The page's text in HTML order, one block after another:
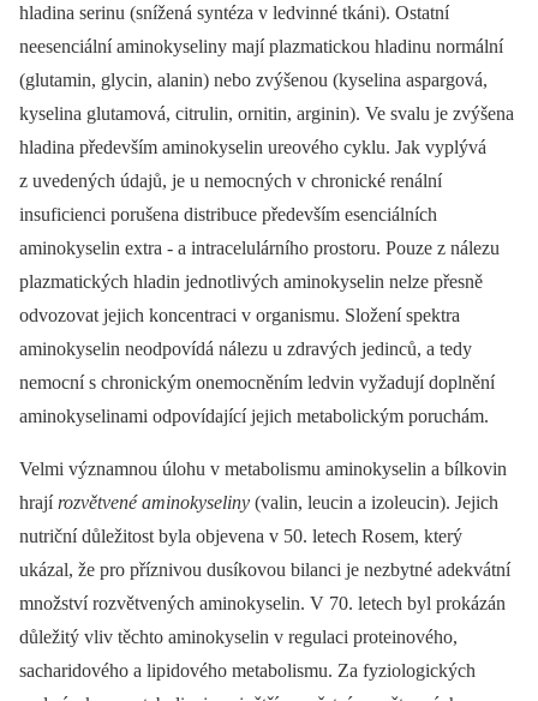
hladina serinu (snížená syntéza v ledvinné tkáni). Ostatní
neesenciální aminokyseliny mají plazmatickou hladinu normální
(glutamin, glycin, alanin) nebo zvýšenou (kyselina aspargová,
kyselina glutamová, citrulin, ornitin, arginin). Ve svalu je zvýšena
hladina především aminokyselin ureového cyklu. Jak vyplývá
z uvedených údajů, je u nemocných v chronické renální
insuficienci porušena distribuce především esenciálních
aminokyselin extra -⁠ a intracelulárního prostoru. Pouze z nálezu
plazmatických hladin jednotlivých aminokyselin nelze přesně
odvozovat jejich koncentraci v organismu. Složení spektra
aminokyselin neodpovídá nálezu u zdravých jedinců, a tedy
nemocní s chronickým onemocněním ledvin vyžadují doplnění
aminokyselinami odpovídající jejich metabolickým poruchám.
Velmi významnou úlohu v metabolismu aminokyselin a bílkovin
hrají rozvětvené aminokyseliny (valin, leucin a izoleucin). Jejich
nutriční důležitost byla objevena v 50. letech Rosem, který
ukázal, že pro příznivou dusíkovou bilanci je nezbytné adekvátní
množství rozvětvených aminokyselin. V 70. letech byl prokázán
důležitý vliv těchto aminokyselin v regulaci proteinového,
sacharidového a lipidového metabolismu. Za fyziologických